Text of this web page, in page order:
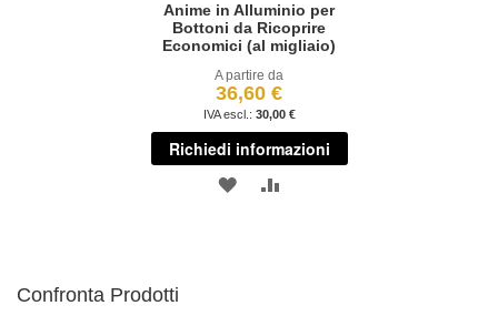
Anime in Alluminio per
Bottoni da Ricoprire
Economici (al migliaio)
A partire da
36,60 €
30,00 €
Richiedi informazioni
AGGIUNGI
Confronta Prodotti